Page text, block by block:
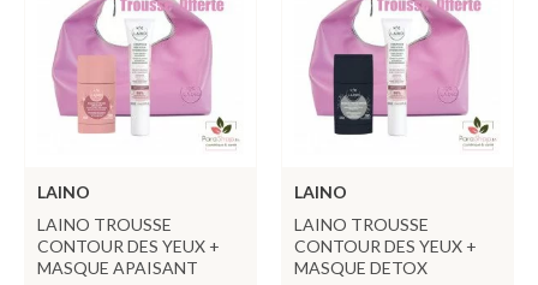
LAINO
LAINO TROUSSE
CONTOUR DES YEUX +
MASQUE APAISANT
LAINO
LAINO TROUSSE
CONTOUR DES YEUX +
MASQUE DETOX